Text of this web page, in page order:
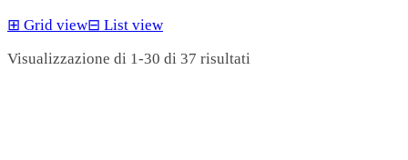
⊞ Grid view⊟ List view
Visualizzazione di 1-30 di 37 risultati